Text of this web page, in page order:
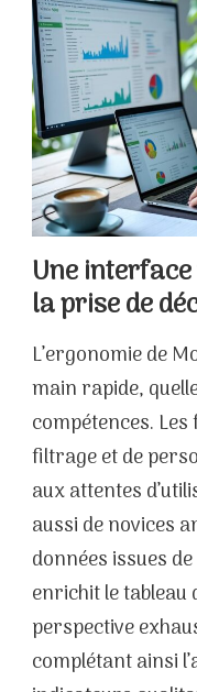
Une
la prise de
L’ergonomie de
main rapide,
compétences.
filtrage et de
aux attentes
aussi de novices
données issues
enrichit le
perspective
complétant ainsi